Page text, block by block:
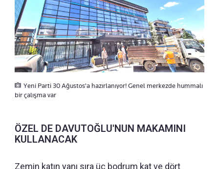
Yeni Parti 30 Ağustos'a hazırlanıyor! Genel merkezde hummalı
bir çalışma var
ÖZEL DE DAVUTOĞLU'NUN MAKAMINI
KULLANACAK
Zemin katın yanı sıra üç bodrum kat ve dört